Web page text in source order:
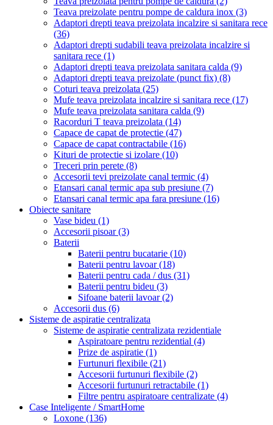
Teava preizolate pentru pompe de caldura inox (3)
Adaptori drepti teava preizolata incalzire si sanitara rece
(36)
Adaptori drepti sudabili teava preizolata incalzire si
sanitara rece (1)
Adaptori drepti teava preizolata sanitara calda (9)
Adaptori drepti teava preizolate (punct fix) (8)
Coturi teava preizolata (25)
Mufe teava preizolata incalzire si sanitara rece (17)
Mufe teava preizolata sanitara calda (9)
Racorduri T teava preizolata (14)
Capace de capat de protectie (47)
Capace de capat contractabile (16)
Kituri de protectie si izolare (10)
Treceri prin perete (8)
Accesorii tevi preizolate canal termic (4)
Etansari canal termic apa sub presiune (7)
Etansari canal termic apa fara presiune (16)
Obiecte sanitare
Vase bideu (1)
Accesorii pisoar(3)
Baterii
Baterii pentru bucatarie (10)
Baterii pentru lavoar(18)
Baterii pentru cada / dus (31)
Baterii pentru bideu (3)
Sifoane baterii lavoar(2)
Accesorii dus (6)
Sisteme de aspiratie centralizata
Sisteme de aspiratie centralizata rezidentiale
Aspiratoare pentru rezidential (4)
Prize de aspiratie (1)
Furtunuri flexibile (21)
Accesorii furtunuri flexibile (2)
Accesorii furtunuri retractabile (1)
Filtre pentru aspiratoare centralizate (4)
Case Inteligente / SmartHome
Loxone (136)